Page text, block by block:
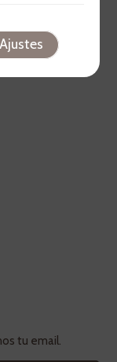
tu email.
Ajustes